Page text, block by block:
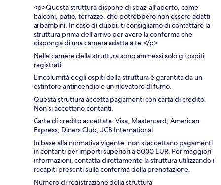
<p>Questa struttura dispone di spazi all'aperto, come
balconi, patio, terrazze, che potrebbero non essere adatti
ai bambini. In caso di dubbi, ti consigliamo di contattare la
struttura prima dell'arrivo per avere la conferma che
disponga di una camera adatta a te.</p>
Nelle camere della struttura sono ammessi solo gli ospiti
registrati.
L'incolumità degli ospiti della struttura è garantita da un
estintore antincendio e un rilevatore di fumo.
Questa struttura accetta pagamenti con carta di credito.
Non si accettano contanti.
Carte di credito accettate: Visa, Mastercard, American
Express, Diners Club, JCB International
In base alla normativa vigente, non si accettano pagamenti
in contanti per importi superiori a 5000 EUR. Per maggiori
informazioni, contatta direttamente la struttura utilizzando i
recapiti presenti sulla conferma della prenotazione.
Numero di registrazione della struttura